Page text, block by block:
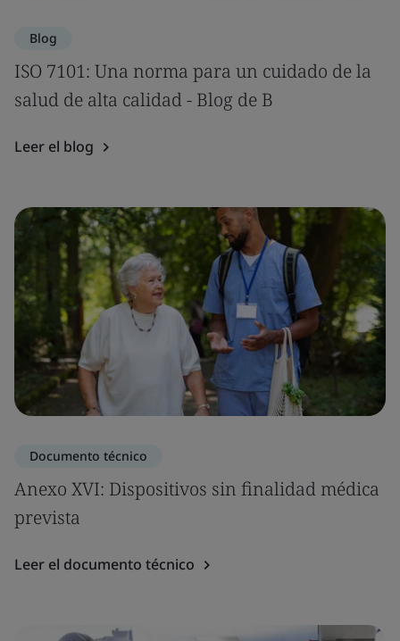
Blog
ISO 7101: Una norma para un cuidado de la
salud de alta calidad - Blog de B
Leer el blog
Documento técnico
Anexo XVI: Dispositivos sin finalidad médica
prevista
Leer el documento técnico